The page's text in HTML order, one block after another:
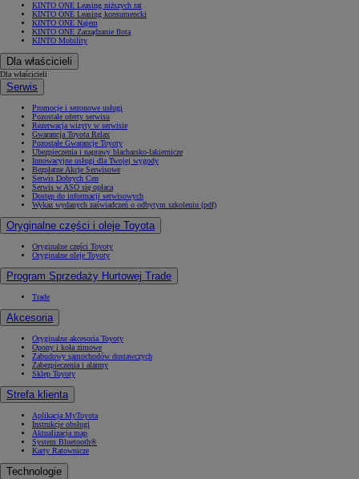
KINTO ONE Leasing niższych rat
KINTO ONE Leasing konsumencki
KINTO ONE Najem
KINTO ONE Zarządzanie flotą
KINTO Mobility
Dla właścicieli
Dla właścicieli
Serwis
Promocje i sezonowe usługi
Pozostałe oferty serwisu
Rezerwacja wizyty w serwisie
Gwarancja Toyota Relax
Pozostałe Gwarancje Toyoty
Ubezpieczenia i naprawy blacharsko-lakiernicze
Innowacyjne usługi dla Twojej wygody
Bezpłatne Akcje Serwisowe
Serwis Dobrych Cen
Serwis w ASO się opłaca
Dostęp do informacji serwisowych
Wykaz wydanych zaświadczeń o odbytym szkoleniu (pdf)
Oryginalne części i oleje Toyota
Oryginalne części Toyoty
Oryginalne oleje Toyoty
Program Sprzedaży Hurtowej Trade
Trade
Akcesoria
Oryginalne akcesoria Toyoty
Opony i koła zimowe
Zabudowy samochodów dostawczych
Zabezpieczenia i alarmy
Sklep Toyoty
Strefa klienta
Aplikacja MyToyota
Instrukcje obsługi
Aktualizacja map
System Bluetooth®
Karty Ratownicze
Technologie